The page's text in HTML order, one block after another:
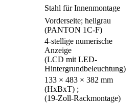
Stahl für Innenmontage
Vorderseite; hellgrau
(PANTON 1C-F)
4-stellige numerische
Anzeige
(LCD mit LED-
Hintergrundbeleuchtung)
133 × 483 × 382 mm
(HxBxT) ;
(19-Zoll-Rackmontage)